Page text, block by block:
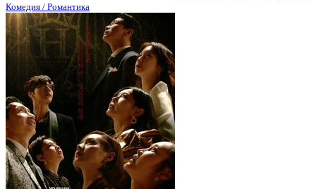
Комедия / Романтика